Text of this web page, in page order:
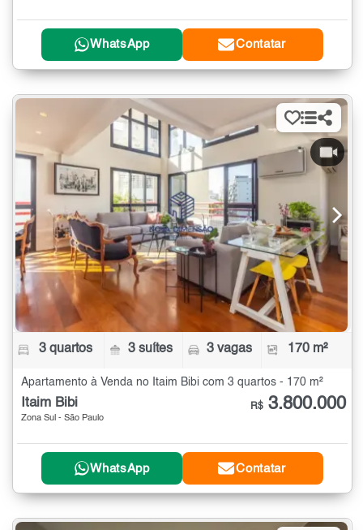
WhatsApp Contatar
3 quartos 3 suítes 3 vagas 170 m²
Apartamento à Venda no Itaim Bibi com 3 quartos - 170 m²
Itaim Bibi
Zona Sul - São Paulo
R$ 3.800.000
WhatsApp Contatar